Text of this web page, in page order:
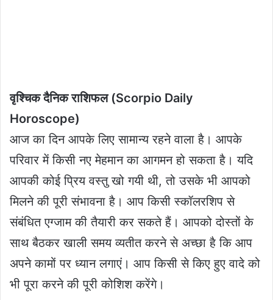
वृश्चिक दैनिक राशिफल (Scorpio Daily
Horoscope)
आज का दिन आपके लिए सामान्य रहने वाला है। आपके
परिवार में किसी नए मेहमान का आगमन हो सकता है। यदि
आपकी कोई प्रिय वस्तु खो गयी थी, तो उसके भी आपको
मिलने की पूरी संभावना है। आप किसी स्कॉलरशिप से
संबंधित एग्जाम की तैयारी कर सकते हैं। आपको दोस्तों के
साथ बैठकर खाली समय व्यतीत करने से अच्छा है कि आप
अपने कामों पर ध्यान लगाएं। आप किसी से किए हुए वादे को
भी पूरा करने की पूरी कोशिश करेंगे।